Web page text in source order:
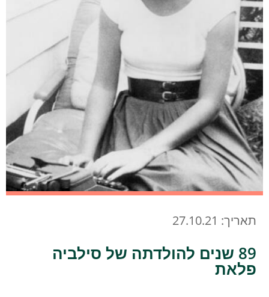
תאריך: 27.10.21
89 שנים להולדתה של סילביה
פלאת